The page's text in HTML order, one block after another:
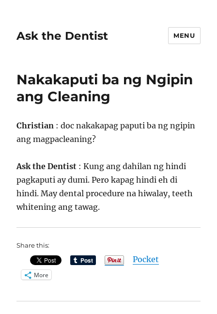
Ask the Dentist MENU
Nakakaputi ba ng Ngipin
ang Cleaning
Christian : doc nakakapag paputi ba ng ngipin
ang magpacleaning?
Ask the Dentist : Kung ang dahilan ng hindi
pagkaputi ay dumi. Pero kapag hindi eh di
hindi. May dental procedure na hiwalay, teeth
whitening ang tawag.
Share this:
Pocket
More